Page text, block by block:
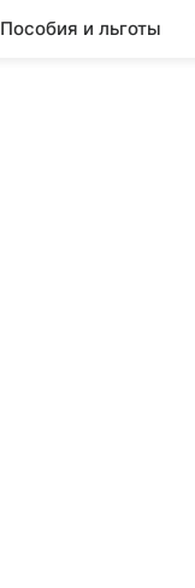
Пособия и льготы